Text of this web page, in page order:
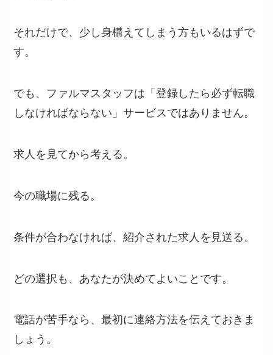
それだけで、少し身構えてしまう方もいるはずで
す。
でも、ファルマスタッフは「登録したら必ず転職
しなければならない」サービスではありません。
求人を見てから考える。
今の職場に残る。
条件が合わなければ、紹介された求人を見送る。
どの選択も、あなたが決めてよいことです。
電話が苦手なら、最初に連絡方法を伝えておきま
しょう。